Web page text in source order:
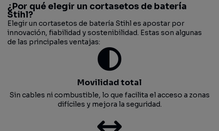
¿Por qué elegir un cortasetos de batería
Stihl?
Elegir un cortasetos de batería Stihl es apostar por
innovación, fiabilidad y sostenibilidad. Estas son algunas
de las principales ventajas:
Movilidad total
Sin cables ni combustible, lo que facilita el acceso a zonas
difíciles y mejora la seguridad.